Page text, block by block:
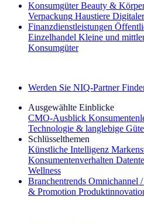
Konsumgüter Beauty &
Verpackung Haustiere
Finanzdienstleistungen
Einzelhandel Kleine und
Konsumgüter
Werden Sie NIQ-Partner
Ausgewählte Einblicke
CMO‑Ausblick
Technologie & langlebige
Schlüsselthemen
Künstliche Intelligenz
Konsumentenverhalten
Wellness
Branchentrends Omnichannel
& Promotion